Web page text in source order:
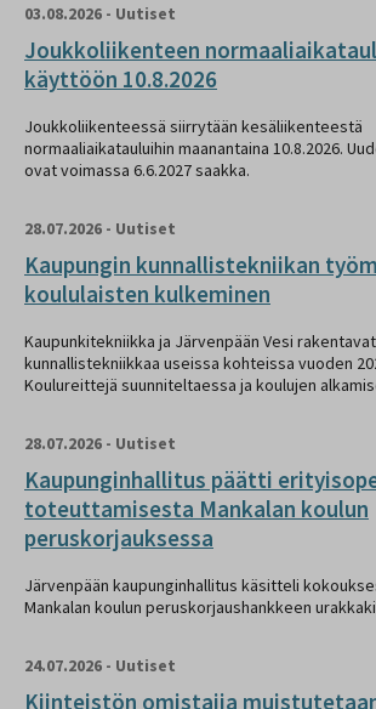
03.08.2026 - Uutiset
Joukkoliikenteen
käyttöön 10.8.2026
Joukkoliikenteessä siirrytään kesäliikenteestä
normaaliaikatauluihin maanantaina 10.8.2026.
ovat voimassa 6.6.2027 saakka.
28.07.2026 - Uutiset
Kaupungin kunnallistekniikan
koululaisten kulkeminen
Kaupunkitekniikka ja Järvenpään Vesi
kunnallistekniikkaa useissa kohteissa vuoden
Koulureittejä suunniteltaessa ja koulujen
28.07.2026 - Uutiset
Kaupunginhallitus päätti
toteuttamisesta Mankalan koulun
peruskorjauksessa
Järvenpään kaupunginhallitus käsitteli
Mankalan koulun peruskorjaushankkeen
24.07.2026 - Uutiset
Kiinteistön omistajia